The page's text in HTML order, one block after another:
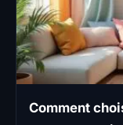
Comment